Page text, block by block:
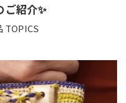
ご紹介✨
TOPICS